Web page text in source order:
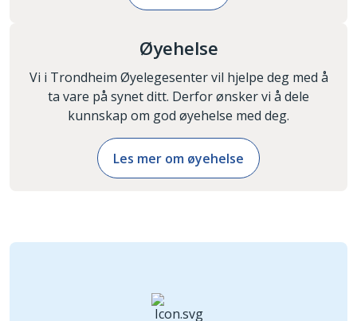
Øyehelse
Vi i Trondheim Øyelegesenter vil hjelpe deg med å
ta vare på synet ditt. Derfor ønsker vi å dele
kunnskap om god øyehelse med deg.
Les mer om øyehelse